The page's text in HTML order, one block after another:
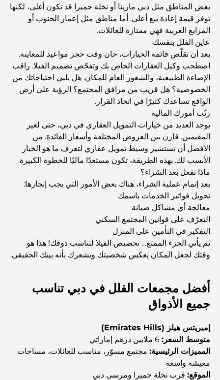
مخطط تلال الغاف الرئيسي: معيار جديد للحياة المتكاملة في
دبي
منازل متوافقة مع مبادئ فاستو: دليل عملي لتحقيق التوازن
والانسجام
أفضل شركات تنسيق الحدائق في دبي: تحويل المساحات
الخارجية
أفضل شركات نقل الأثاث في دبي: دليل شامل
نخلة جبل علي مقابل نخلة جميرا: مقارنة واضحة لمشتري
العقارات الأذكياء
اكتشف جزيرة القمر في دبي: دليلك الأمثل
استكشاف المواقع التاريخية في دبي: رحلة عبر الزمن
أفضل المدارس في دبي مارينا: دليل مناسب للعائلات
مطاعم في دبي هيلز: أفضل أماكن تناول الطعام في مركز متنامٍ
أفضل ملاعب الجولف للبطولات في دبي
بعض المناطق مثل دبي مارينا أو نخلة جميرا قد تكون أغلى، لكنها
توفر قيمة إعادة بيع أعلى. أما مناطق مثل إعمار الجنوب أو
المرابع العربية فهي ممتازة للعائلات.
عاين الفلل بنفسك
بعد أن تقلّص قائمة الخيارات، حان وقت حجز مواعيد للمعاينة.
اصطحب وكيل العقارات الخاص بك وتفحّص تصميم الفيلا. راقب
الإضاءة الطبيعية، والشعور العام للمكان. هل يلبي احتياجاتك من
الخصوصية؟ هل قريب من مرافق المجتمع؟ الرؤية على أرض
الواقع تساعدك كثيرًا في اتخاذ القرار.
رتّب أمورك المالية
يوجد العديد من خيارات التمويل العقاري في دبي، حتى لغير
المقيمين. قارن بين العروض المختلفة وأسعار الفائدة. من
الأفضل أن تستشير وسيط تمويل عقاري لتعرف ما هو الخيار
الأنسب لك. بهذه الطريقة، تكون مستعدًا ماليًا للخطوة الكبيرة.
ماذا تفعل بعد الشراء؟
بعد إتمام عملية الشراء، هناك بعض الأمور التي يجب إنجازها:
تحويل فواتير الخدمات باسمك
معالجة أي مشاكل صيانة
التعرّف على قوانين المجتمع السكني
التفكير في التأمين على المنزل
ثم يأتي الجزء الممتع… تخصيص الفيلا لتناسب ذوقك! هذا هو
وقتك لجعل المكان يعكس شخصيتك ويشعرك بأنه بيتك الحقيقي.
أفضل مجمعات الفلل في دبي تناسب
جميع الأذواق
إميريتس هيلز (Emirates Hills)
متوسط السعر:
المميزات الرئيسية: مجتمع مسوّر، مناسب للعائلات، مساحات
معيشة واسعة
الموقع: قرب نخلة جميرا ومرسى دبي